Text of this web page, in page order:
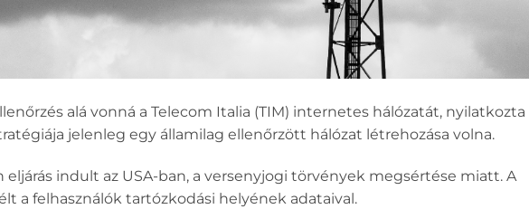
alá vonná a Telecom Italia (TIM) internetes hálózatát, nyilatkozta
jelenleg egy államilag ellenőrzött hálózat létrehozása volna.
eljárás indult az USA-ban, a versenyjogi törvények megsértése miatt. A
a felhasználók tartózkodási helyének adataival.